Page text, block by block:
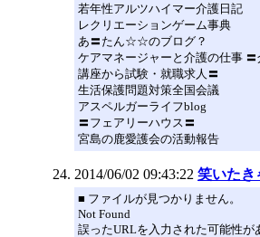
若年性アルツハイマー介護日記
レクリエーションゲーム事典
あ〓たん☆☆のブログ？
ケアマネージャーと介護の仕事
講座から試験・就職求人〓
生活保護問題対策全国会議
アスペルガーライフblog
〓フェアリーハウス〓
宮島の鹿愛護会の活動報告
2014/06/02 09:43:22 笑いたき
■ ファイルが見つかりません。
Not Found
誤ったURLを入力された可能性が